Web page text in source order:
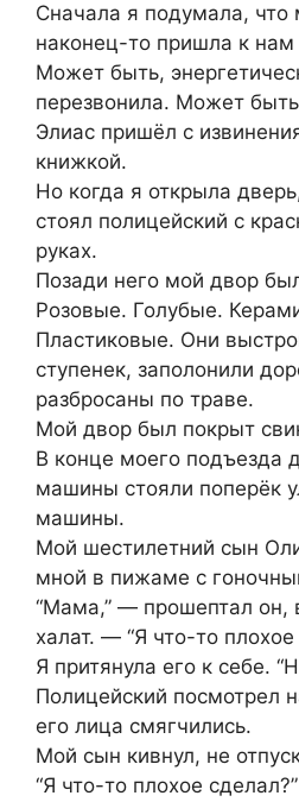
Сначала я подумала, что
наконец-то пришла к нам
Может быть,
перезвонила. Может
Элиас пришёл с
книжкой.
Но когда я открыла
стоял полицейский с
руках.
Позади него мой двор
Розовые. Голубые.
Пластиковые. Они
ступенек, заполонили
разбросаны по траве.
Мой двор был покрыт
В конце моего подъезда
машины стояли поперёк
машины.
Мой шестилетний сын
мной в пижаме с
“Мама,” — прошептал он,
халат. — “Я что-то плохое
Я притянула его к себе.
Полицейский посмотрел
его лица смягчились.
Мой сын кивнул, не
“Я что-то плохое сделал?”